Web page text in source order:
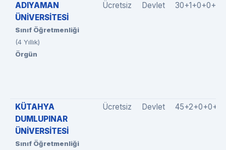
ADIYAMAN
ÜNİVERSİTESİ
Sınıf Öğretmenliği
(4 Yıllık)
Örgün
Ücretsiz Devlet 30+1+0+0+3
KÜTAHYA
DUMLUPINAR
ÜNİVERSİTESİ
Sınıf Öğretmenliği
Ücretsiz Devlet 45+2+0+0+0